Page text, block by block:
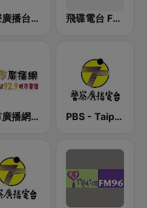
正聲廣播台北調頻台 (CSBC FM Radio) 飛碟電台 FM92.1
城市廣播網 FM 92.9 城市廣播 PBS - Taipei Sub-Station